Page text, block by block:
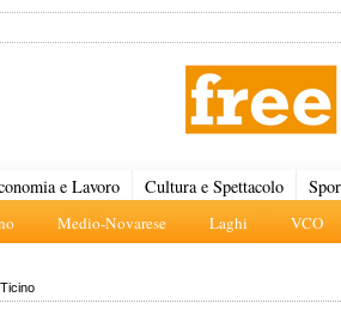
Medio-Novarese Laghi VCO
e Lavoro Cultura e Spettacolo